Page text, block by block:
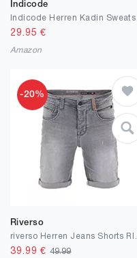
Indicode
29.95 €
Amazon
-20%
Riverso
39.99 €49.99